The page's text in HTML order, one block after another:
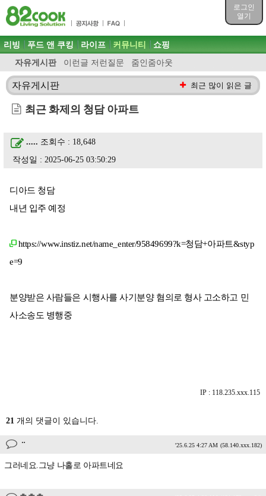
로그인
열기
목차
주메뉴 바로가기
컨텐츠 바로가기
검색 바로가기
로그인 바로가기
주메뉴
리빙 푸드 앤 쿠킹 라이프 커뮤니티
자유게시판 이런글 저런질문 줌인줌아웃
쇼핑
자유게시판 최근 많이 읽은 글
최근 화제의 청담 아파트
..... 조회수 : 18,648
작성일 : 2025-06-25 03:50:29
디아드 청담
내년 입주 예정
https://www.instiz.net/name_enter/95849699?k=청담+아파트&styp
e=9
분양받은 사람들은 시행사를 사기분양 혐의로 형사 고소하고 민
사소송도 병행중
IP : 118.235.xxx.115
21 개의 댓글이 있습니다.
ᆢ '25.6.25 4:27 AM (58.140.xxx.182)
그러네요.그냥 나홀로 아파트네요